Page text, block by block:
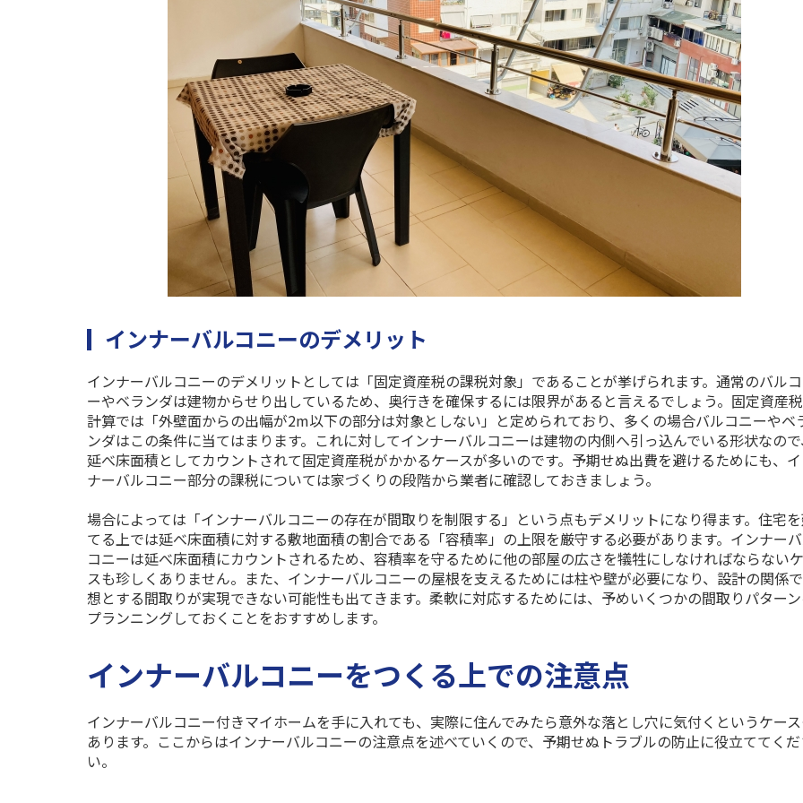
インナーバルコニーのデメリット
インナーバルコニーのデメリットとしては「固定資産税の課税対象」であることが挙げられます。通常のバル
ーやベランダは建物からせり出しているため、奥行きを確保するには限界があると言えるでしょう。固定資産
計算では「外壁面からの出幅が2m以下の部分は対象としない」と定められており、多くの場合バルコニーやベ
ンダはこの条件に当てはまります。これに対してインナーバルコニーは建物の内側へ引っ込んでいる形状なの
延べ床面積としてカウントされて固定資産税がかかるケースが多いのです。予期せぬ出費を避けるためにも、
ナーバルコニー部分の課税については家づくりの段階から業者に確認しておきましょう。
場合によっては「インナーバルコニーの存在が間取りを制限する」という点もデメリットになり得ます。住宅
てる上では延べ床面積に対する敷地面積の割合である「容積率」の上限を厳守する必要があります。インナー
コニーは延べ床面積にカウントされるため、容積率を守るために他の部屋の広さを犠牲にしなければならない
スも珍しくありません。また、インナーバルコニーの屋根を支えるためには柱や壁が必要になり、設計の関係
想とする間取りが実現できない可能性も出てきます。柔軟に対応するためには、予めいくつかの間取りパター
プランニングしておくことをおすすめします。
インナーバルコニーをつくる上での注意点
インナーバルコニー付きマイホームを手に入れても、実際に住んでみたら意外な落とし穴に気付くというケー
あります。ここからはインナーバルコニーの注意点を述べていくので、予期せぬトラブルの防止に役立ててく
い。